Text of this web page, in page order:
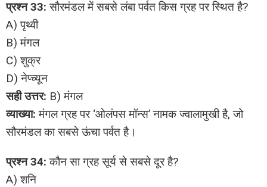
प्रश्न 33: सौरमंडल में सबसे लंबा पर्वत किस ग्रह पर स्थित है?
A) पृथ्वी
B) मंगल
C) शुक्र
D) नेप्च्यून
सही उत्तर: B) मंगल
व्याख्या: मंगल ग्रह पर ‘ओलंपस मॉन्स’ नामक ज्वालामुखी है, जो
सौरमंडल का सबसे ऊंचा पर्वत है।
प्रश्न 34: कौन सा ग्रह सूर्य से सबसे दूर है?
A) शनि